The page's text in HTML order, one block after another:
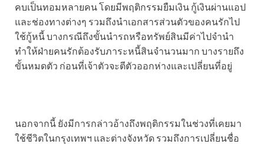
คบเป็นทอมหลายคน โดยมีพฤติกรรมยืมเงิน กู้เงินผ่านแอป
และช่องทางต่างๆ รวมถึงนำเอกสารส่วนตัวของคนรักไป
ใช้กู้หนี้ บางกรณีถึงขั้นนำรถหรือทรัพย์สินมีค่าไปจำนำ
ทำให้ฝ่ายคนรักต้องรับภาระหนี้สินจำนวนมาก บางรายถึง
ขั้นหมดตัว ก่อนที่เจ้าตัวจะตีตัวออกห่างและเปลี่ยนที่อยู่
นอกจากนี้ ยังมีการกล่าวอ้างถึงพฤติกรรมในช่วงที่เคยมา
ใช้ชีวิตในกรุงเทพฯ และต่างจังหวัด รวมถึงการเปลี่ยนชื่อ